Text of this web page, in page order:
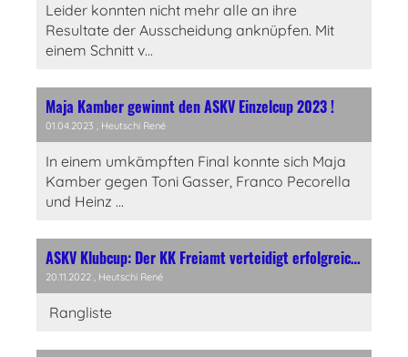
Leider konnten nicht mehr alle an ihre
Resultate der Ausscheidung anknüpfen. Mit
einem Schnitt v...
Maja Kamber gewinnt den ASKV Einzelcup 2023 !
01.04.2023 , Heutschi René
In einem umkämpften Final konnte sich Maja
Kamber gegen Toni Gasser, Franco Pecorella
und Heinz ...
ASKV Klubcup: Der KK Freiamt verteidigt erfolgreich den Titel
20.11.2022 , Heutschi René
Rangliste